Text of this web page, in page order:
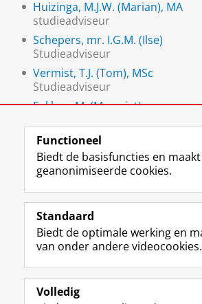
Huizinga, M.J.W. (Marian), MA
studieadviseur
Schepers, mr. I.G.M. (Ilse)
Studieadviseur
Vermist, T.J. (Tom), MSc
Studieadviseur
Fokken, M. (Margriet)
Volg de RUG
F
a
e
b
o
L
i
k
e
I
-
f
Studiekiezers
Alumni
Functioneel
Biedt de basisfuncties en
geanonimiseerde cookies.
Standaard
Biedt de optimale werking en
van onder andere videocookies.
Volledig